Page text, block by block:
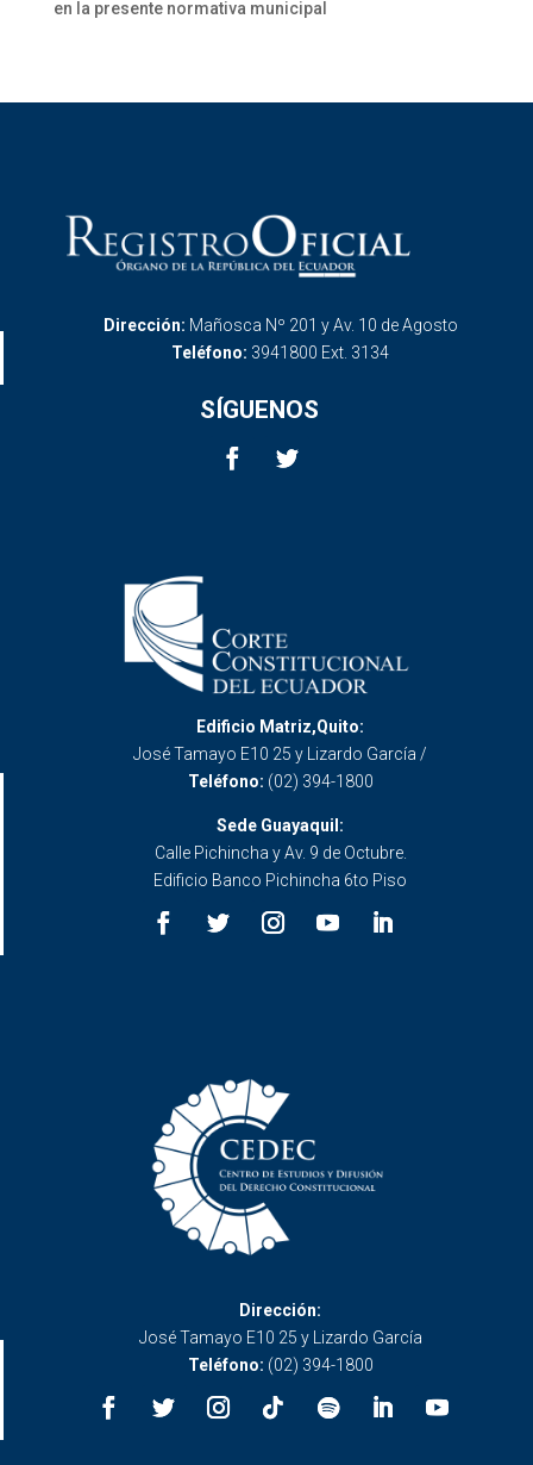
en la presente normativa municipal
Dirección: Mañosca Nº 201 y Av. 10 de Agosto
Teléfono: 3941800 Ext. 3134
SÍGUENOS
Edificio Matriz,Quito:
José Tamayo E10 25 y Lizardo García /
Teléfono: (02) 394-1800
Sede Guayaquil:
Calle Pichincha y Av. 9 de Octubre.
Edificio Banco Pichincha 6to Piso
Dirección:
José Tamayo E10 25 y Lizardo García
Teléfono: (02) 394-1800